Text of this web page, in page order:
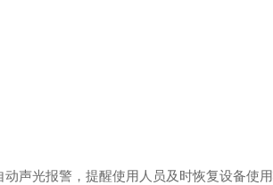
声光报警，提醒使用人员及时恢复设备使用